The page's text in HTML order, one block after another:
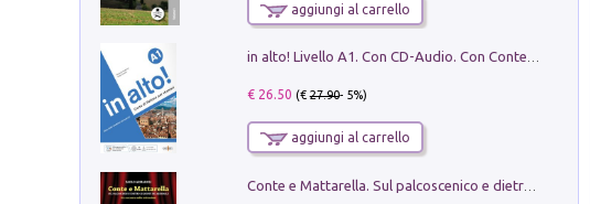
aggiungi al carrello
in alto! Livello A1. Con CD-Audio. Con Contenuto digitale per accesso on line
€ 26.50 (€27.90- 5%)
aggiungi al carrello
Conte e Mattarella. Sul palcoscenico e dietro le quinte del Quirinale. Un racconto sulle istituzioni